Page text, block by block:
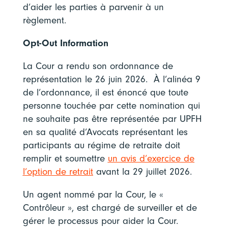
d’aider les parties à parvenir à un
règlement.
Opt-Out Information
La Cour a rendu son ordonnance de
représentation le 26 juin 2026. À l’alinéa 9
de l’ordonnance, il est énoncé que toute
personne touchée par cette nomination qui
ne souhaite pas être représentée par UPFH
en sa qualité d’Avocats représentant les
participants au régime de retraite doit
remplir et soumettre un avis d’exercice de
l’option de retraitavant la 29 juillet 2026.
Un agent nommé par la Cour, le «
Contrôleur », est chargé de surveiller et de
gérer le processus pour aider la Cour.